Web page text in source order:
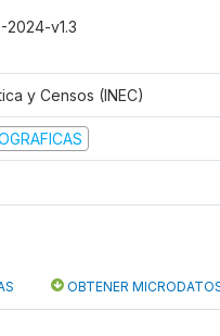
2024-v1.3
y Censos (INEC)
OBTENER